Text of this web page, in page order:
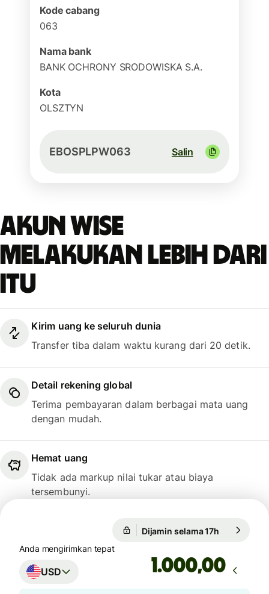
Kode cabang
063
Nama bank
BANK OCHRONY SRODOWISKA S.A.
Kota
OLSZTYN
EBOSPLPW063 Salin
Akun Wise
melakukan lebih dari
itu
Kirim uang ke seluruh dunia
Transfer tiba dalam waktu kurang dari 20 detik.
Detail rekening global
Terima pembayaran dalam berbagai mata uang
dengan mudah.
Hemat uang
Tidak ada markup nilai tukar atau biaya
tersembunyi.
Dijamin selama 17h
Anda mengirimkan tepat
USD ,00